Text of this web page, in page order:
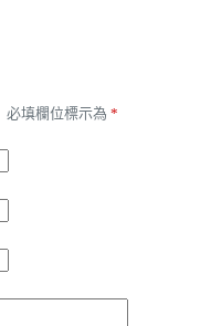
必填欄位標示為 *